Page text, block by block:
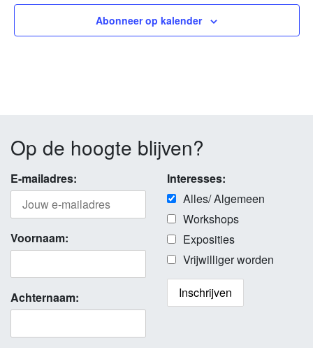
Abonneer op kalender
Op de hoogte blijven?
E-mailadres:
Voornaam:
Achternaam:
Interesses:
Alles/ Algemeen
Workshops
Exposities
Vrijwilliger worden